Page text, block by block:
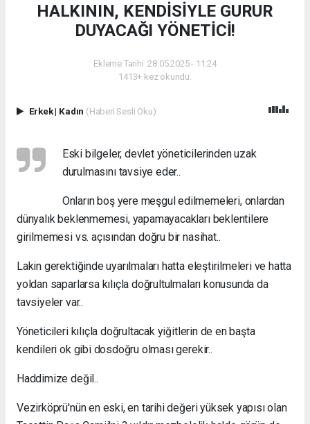
HALKININ, KENDİSİYLE GURUR
DUYACAĞI YÖNETİCİ!
Ekleme Tarihi: 28.05.2025 - 11:24
1413+ kez okundu.
Erkek| Kadın (Haberi Sesli Oku)
Eski bilgeler, devlet yöneticilerinden uzak
durulmasını tavsiye eder..
Onların boş yere meşgul edilmemeleri, onlardan
dünyalık beklenmemesi, yapamayacakları beklentilere
girilmemesi vs. açısından doğru bir nasihat..
Lakin gerektiğinde uyarılmaları hatta eleştirilmeleri ve hatta
yoldan saparlarsa kılıçla doğrultulmaları konusunda da
tavsiyeler var..
Yöneticileri kılıçla doğrultacak yiğitlerin de en başta
kendileri ok gibi dosdoğru olması gerekir..
Haddimize değil..
Vezirköprü'nün en eski, en tarihi değeri yüksek yapısı olan